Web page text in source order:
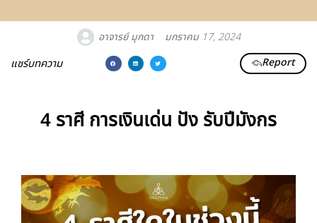
อาจารย์ มุกดา มกราคม 17, 2024
แชร์บทความ Report
4 ราศี การเงินเด่น ปัง รับปีมังกร